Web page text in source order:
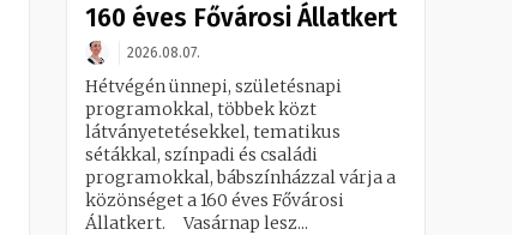
160 éves Fővárosi Állatkert
2026.08.07.
Hétvégén ünnepi, születésnapi
programokkal, többek közt
látványetetésekkel, tematikus
sétákkal, színpadi és családi
programokkal, bábszínházzal várja a
közönséget a 160 éves Fővárosi
Állatkert. Vasárnap lesz...